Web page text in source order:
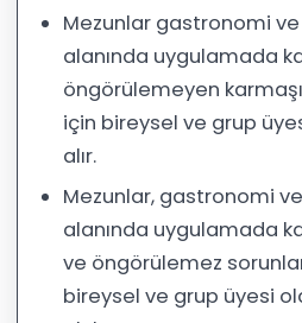
Mezunlar gastronomi
alanında uygulamada
öngörülemeyen
için bireysel ve grup
alır.
Mezunlar, gastronomi
alanında uygulamada
ve öngörülemez
bireysel ve grup üyesi